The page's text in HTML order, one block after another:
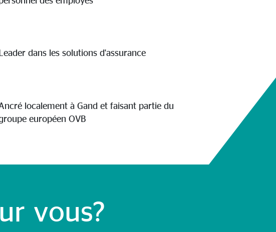
dans les solutions d'assurance
localement à Gand et faisant partie du
européen OVB
vous?